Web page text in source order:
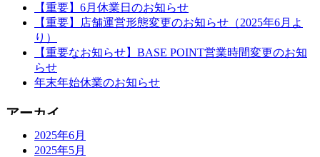
【重要】6月休業日のお知らせ
【重要】店舗運営形態変更のお知らせ（2025年6月よ
り）
【重要なお知らせ】BASE POINT営業時間変更のお知
らせ
年末年始休業のお知らせ
2025年6月
2025年5月